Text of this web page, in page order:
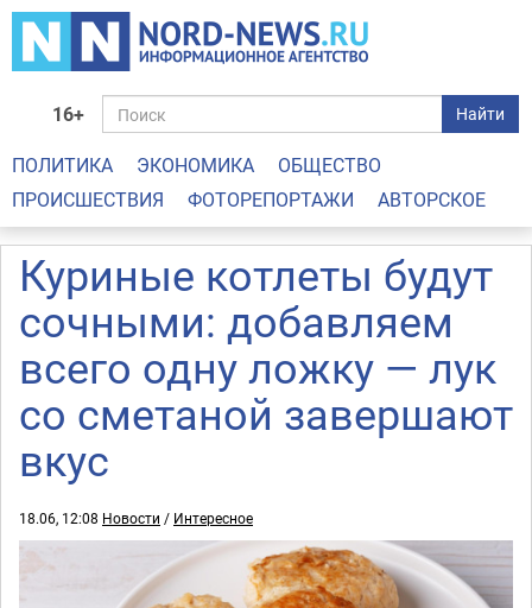
16+ Найти
ПОЛИТИКА ЭКОНОМИКА
ОБЩЕСТВО
ПРОИСШЕСТВИЯ
ФОТОРЕПОРТАЖИ АВТОРСКОЕ
Куриные котлеты будут
сочными: добавляем
всего одну ложку — лук
со сметаной завершают
вкус
18.06, 12:08 Новости / Интересное